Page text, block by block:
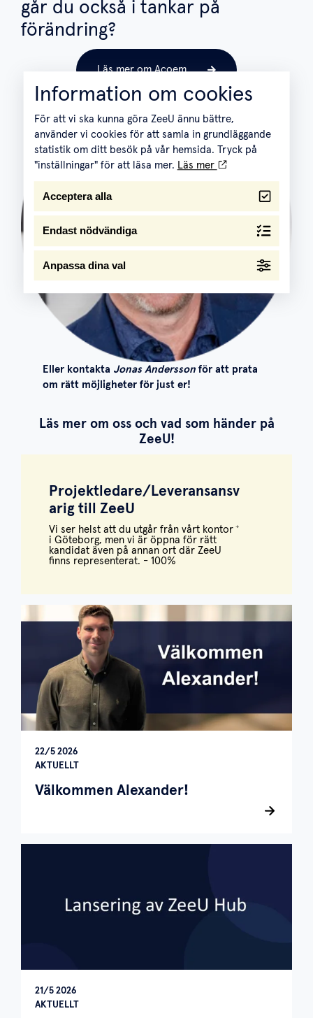
går du också i tankar på
förändring?
Läs mer om Acoem
Eller kontakta Jonas Andersson för att prata
om rätt möjligheter för just er!
Läs mer om oss och vad som händer på
ZeeU!
Projektledare/Leveransansv
arig till ZeeU
Vi ser helst att du utgår från vårt kontor
i Göteborg, men vi är öppna för rätt
kandidat även på annan ort där ZeeU
finns representerat. - 100%
22/5 2026
AKTUELLT
Välkommen Alexander!
21/5 2026
AKTUELLT
Information om cookies
För att vi ska kunna göra ZeeU ännu bättre,
använder vi cookies för att samla in grundläggande
statistik om ditt besök på vår hemsida. Tryck på
"inställningar" för att läsa mer. Läs mer
Acceptera alla
Endast nödvändiga
Anpassa dina val